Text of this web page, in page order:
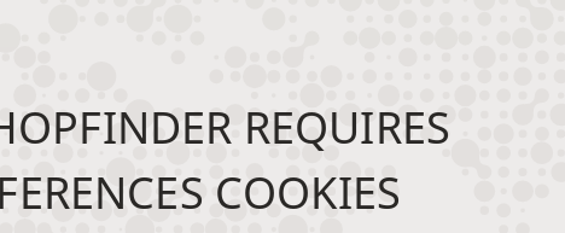
REQUIRES
COOKIES